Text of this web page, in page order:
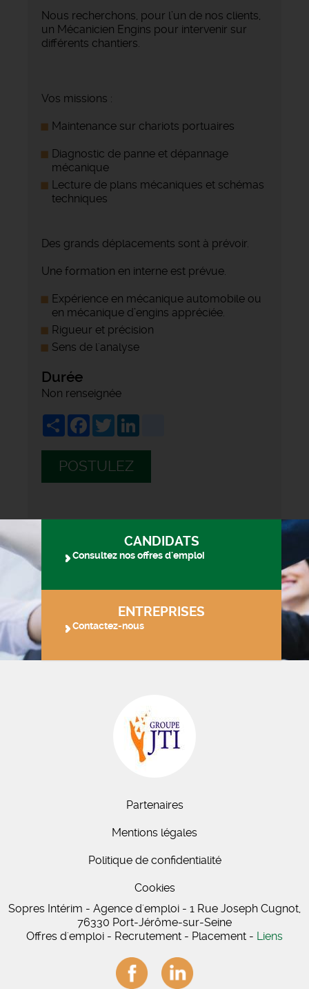
Nous recherchons, pour l’un de nos clients,
un Mécanicien Engins pour intervenir sur
différents chantiers.
Vos missions :
Maintenance sur chariots portuaires
Diagnostic de panne et dépannage
mécanique
Lecture de plans mécaniques et schémas
techniques
Des grands déplacements sont à prévoir.
Une formation en interne est prévue.
Expérience en mécanique automobile ou
en mécanique d’engins appréciée.
Rigueur et précision
Sens de l'analyse
Durée
Non renseignée
ShareFacebook
Twitter
POSTULEZ
CANDIDATS
Consultez nos offres d'emploi
ENTREPRISES
Contactez-nous
Partenaires
Mentions légales
Politique de confidentialité
Cookies
Sopres Intérim - Agence d'emploi - 1 Rue Joseph Cugnot,
76330 Port-Jérôme-sur-Seine
Offres d'emploi - Recrutement - Placement - Liens